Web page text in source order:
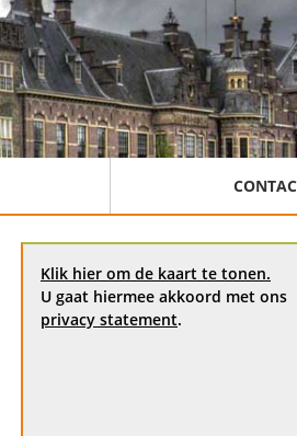
Klik hier om de kaart te tonen.
U gaat hiermee akkoord met ons
privacy statement.